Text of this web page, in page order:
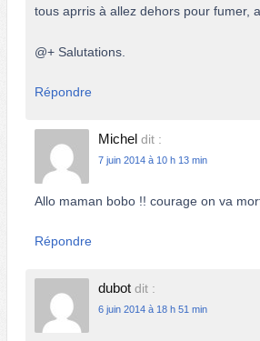
tous aprris à allez dehors pour fumer,
@+ Salutations.
Répondre
Michel dit :
7 juin 2014 à 10 h 13 min
Allo maman bobo !! courage on va
Répondre
dubot dit :
6 juin 2014 à 18 h 51 min